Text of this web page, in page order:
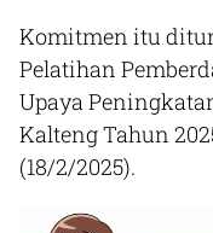
Komitmen itu
Pelatihan
Upaya
Kalteng Tahun
(18/2/2025).